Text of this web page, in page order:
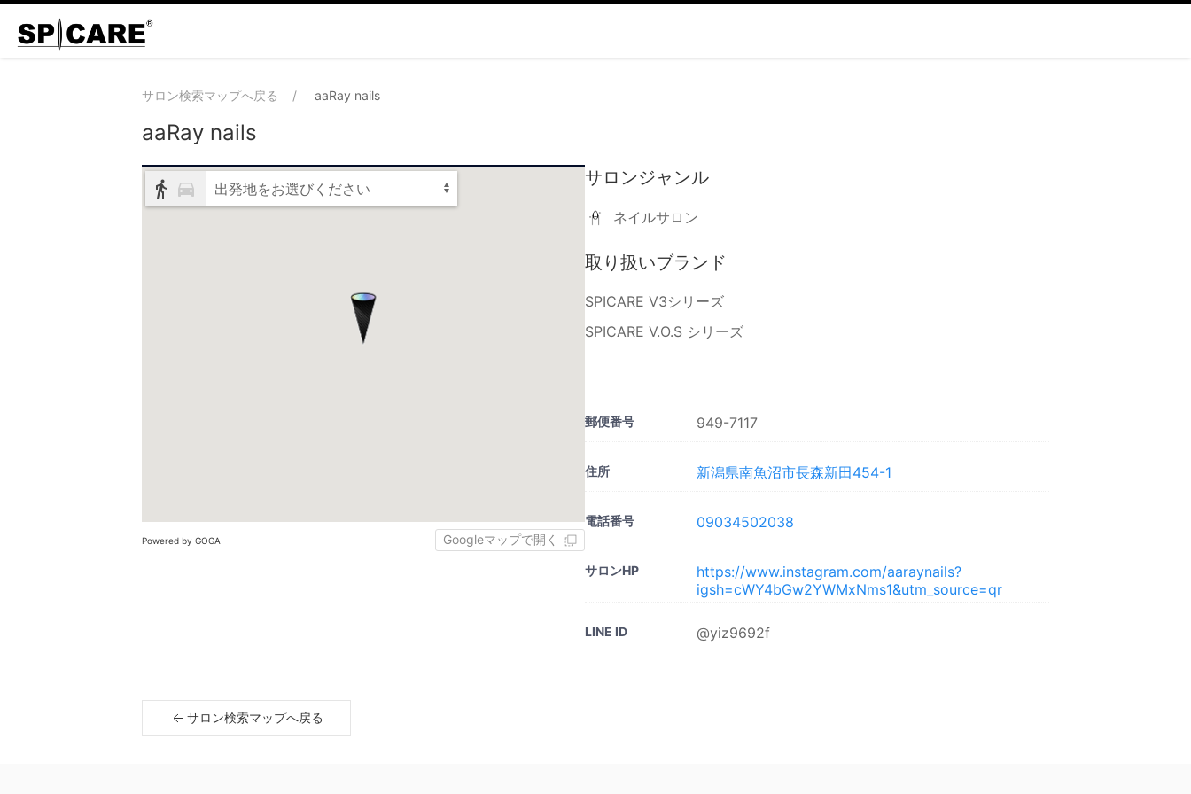
サロン検索マップへ戻る aaRay nails
aaRay nails
出発地をお選びください
Powered by GOGA Googleマップで開く
サロンジャンル
ネイルサロン
取り扱いブランド
SPICARE V3シリーズ
SPICARE V.O.S シリーズ
郵便番号 949-7117
住所 新潟県南魚沼市長森新田454-1
電話番号 09034502038
サロンHP
https://www.instagram.com/aaraynails?
igsh=cWY4bGw2YWMxNms1&utm_source=qr
LINE ID @yiz9692f
サロン検索マップへ戻る